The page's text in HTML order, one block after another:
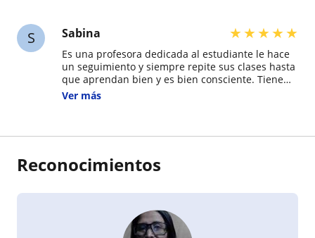
S Sabina ★★★★★
Es una profesora dedicada al estudiante le hace
un seguimiento y siempre repite sus clases hasta
que aprendan bien y es bien consciente. Tiene
bastante paciencia y sobretodo sabe llegar al
Ver más
Reconocimientos